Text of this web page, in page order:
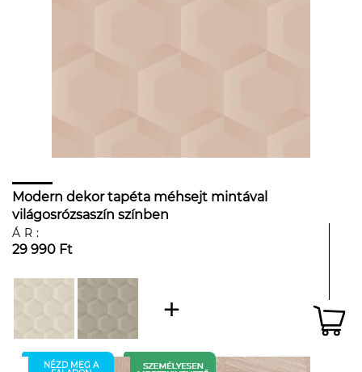
Modern dekor tapéta méhsejt mintával
világosrózsaszín színben
ÁR:
29 990 Ft
NÉZD MEG A